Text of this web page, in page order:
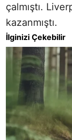
çalmıştı.
kazanmıştı.